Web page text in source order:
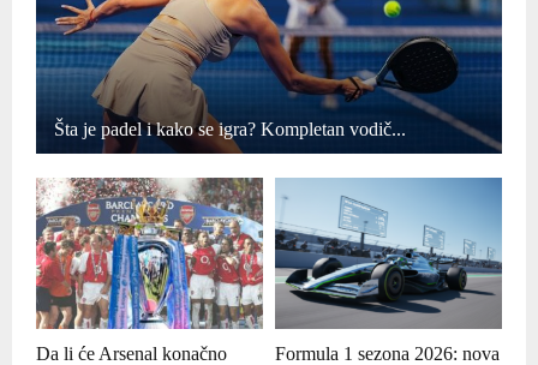
Šta je padel i kako se igra? Kompletan vodič...
Da li će Arsenal konačno
Formula 1 sezona 2026: nova